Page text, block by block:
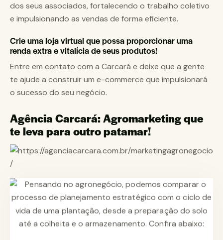
dos seus associados, fortalecendo o trabalho coletivo
e impulsionando as vendas de forma eficiente.
Crie uma loja virtual que possa proporcionar uma
renda extra e vitalícia de seus produtos!
Entre em contato com a Carcará e deixe que a gente
te ajude a construir um e-commerce que impulsionará
o sucesso do seu negócio.
Agência Carcará: Agromarketing que
te leva para outro patamar!